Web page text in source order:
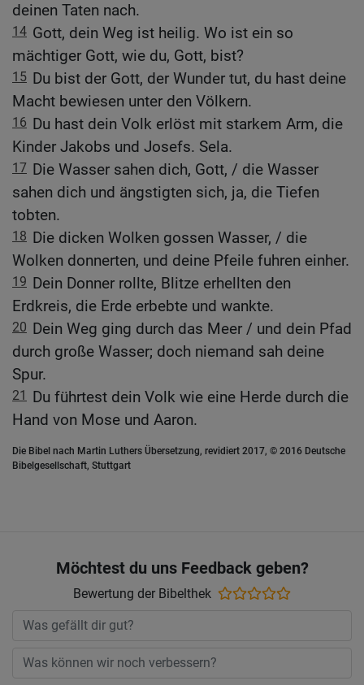
deinen Taten nach.
14 Gott, dein Weg ist heilig. Wo ist ein so
mächtiger Gott, wie du, Gott, bist?
15 Du bist der Gott, der Wunder tut, du hast deine
Macht bewiesen unter den Völkern.
16 Du hast dein Volk erlöst mit starkem Arm, die
Kinder Jakobs und Josefs. Sela.
17 Die Wasser sahen dich, Gott, / die Wasser
sahen dich und ängstigten sich, ja, die Tiefen
tobten.
18 Die dicken Wolken gossen Wasser, / die
Wolken donnerten, und deine Pfeile fuhren einher.
19 Dein Donner rollte, Blitze erhellten den
Erdkreis, die Erde erbebte und wankte.
20 Dein Weg ging durch das Meer / und dein Pfad
durch große Wasser; doch niemand sah deine
Spur.
21
Du führtest dein Volk wie eine Herde durch die
Hand von Mose und Aaron.
Die Bibel nach Martin Luthers Übersetzung, revidiert 2017, © 2016 Deutsche
Bibelgesellschaft, Stuttgart
Möchtest du uns Feedback geben?
Bewertung der Bibelthek